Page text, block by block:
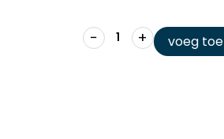
− + voeg toe